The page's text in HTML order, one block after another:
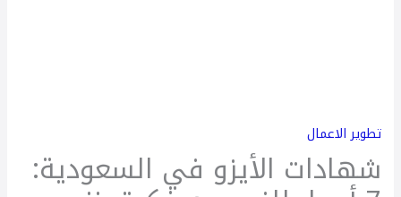
تطوير الاعمال
شهادات الأيزو في السعودية: